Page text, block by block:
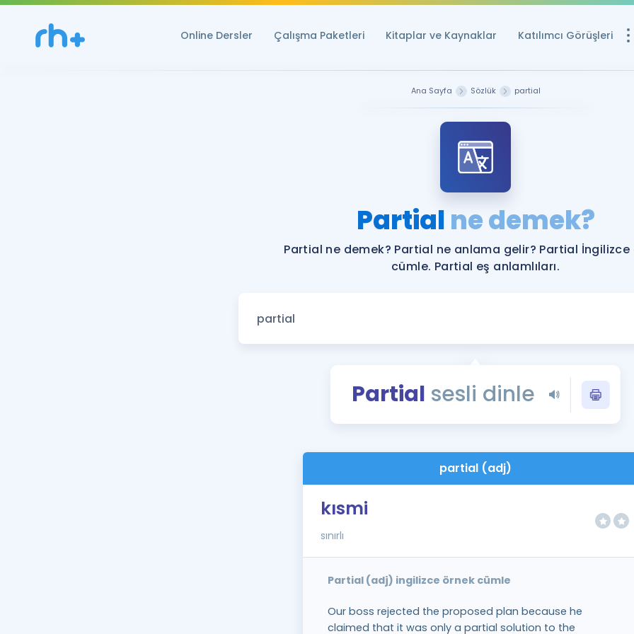
Online Dersler Çalışma Paketleri Kitaplar ve Kaynaklar Katılımcı Görüşleri
YDS ve YÖKDİL
Rehberlik Aracı
YDS ve YÖKDİL'e
Tüm ÖSYM
YDS - YÖKDİL
İngilizce Gramer
Ana Sayfa Sözlük partial
Partialne demek?
Partial ne demek? Partial ne anlama gelir? Partial İngilizce
cümle. Partial eş anlamlıları.
Partial sesli dinle
partial (adj)
kısmi
sınırlı
Partial (adj) ingilizce örnek cümle
Our boss rejected the proposed plan because he
claimed that it was only a partial solution to the